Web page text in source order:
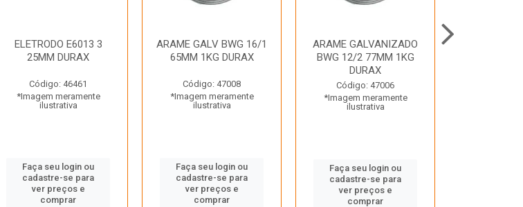
ELETRODO E6013 3
25MM DURAX
Código: 46461
*Imagem meramente
ilustrativa
Faça seu login ou
cadastre-se para
ver preços e
comprar
ARAME GALV BWG 16/1
65MM 1KG DURAX
Código: 47008
*Imagem meramente
ilustrativa
Faça seu login ou
cadastre-se para
ver preços e
comprar
ARAME GALVANIZADO
BWG 12/2 77MM 1KG
DURAX
Código: 47006
*Imagem meramente
ilustrativa
Faça seu login ou
cadastre-se para
ver preços e
comprar